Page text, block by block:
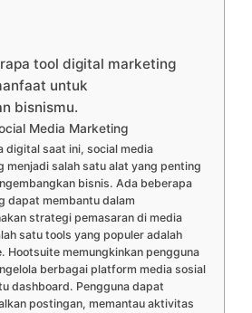
tool digital marketing
untuk
bisnismu.
Media Marketing
digital saat ini, social media
menjadi salah satu alat yang penting
bisnis. Ada beberapa
dapat membantu dalam
strategi pemasaran di media
satu tools yang populer adalah
Hootsuite memungkinkan pengguna
berbagai platform media sosial
dashboard. Pengguna dapat
postingan, memantau aktivitas